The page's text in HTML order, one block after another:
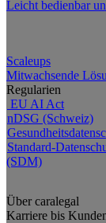
Leicht bedienbar
Scaleups
Mitwachsende
Regularien
EU AI Act
nDSG (Schweiz)
Standard-
(SDM)
Über caralegal
Karriere bis